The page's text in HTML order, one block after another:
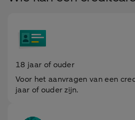
18 jaar of ouder
Voor het aanvragen van een
jaar of ouder zijn.